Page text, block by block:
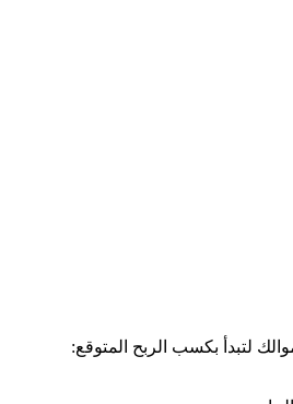
لتبدأ بكسب الربح المتوقع: